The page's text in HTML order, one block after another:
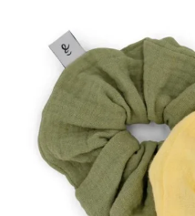
Imbracaminte
Produse pentru casa
Accesorii
Idei pentru casa
Prosoape bucatarie